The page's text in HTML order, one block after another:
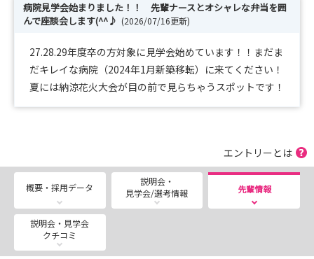
病院見学会始まりました！！ 先輩ナースとオシャレな弁当を囲
んで座談会します(^^♪ (2026/07/16更新)
27.28.29年度卒の方対象に見学会始めています！！まだま
だキレイな病院（2024年1月新築移転）に来てください！
夏には納涼花火大会が目の前で見らちゃうスポットです！
エントリーとは
概要・採用データ
説明会・
見学会/選考情報
先輩情報
説明会・見学会
クチコミ